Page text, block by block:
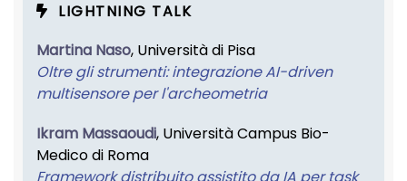
LIGHTNING TALK
Martina Naso, Università di Pisa
Oltre gli strumenti: integrazione AI-driven
multisensore per l'archeometria
Ikram Massaoudi, Università Campus Bio-
Medico di Roma